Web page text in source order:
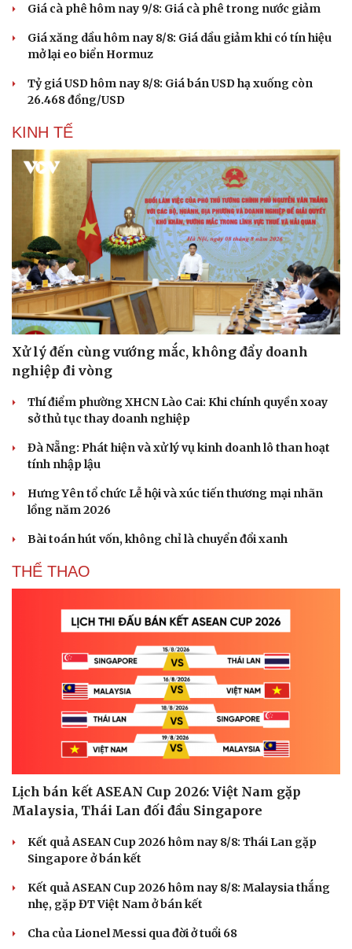
Giá cà phê hôm nay 9/8: Giá cà phê trong nước giảm
Giá xăng dầu hôm nay 8/8: Giá dầu giảm khi có tín hiệu
mở lại eo biển Hormuz
Tỷ giá USD hôm nay 8/8: Giá bán USD hạ xuống còn
26.468 đồng/USD
KINH TẾ
Xử lý đến cùng vướng mắc, không đẩy doanh
nghiệp đi vòng
Thí điểm phường XHCN Lào Cai: Khi chính quyền xoay
sở thủ tục thay doanh nghiệp
Đà Nẵng: Phát hiện và xử lý vụ kinh doanh lô than hoạt
tính nhập lậu
Hưng Yên tổ chức Lễ hội và xúc tiến thương mại nhãn
lồng năm 2026
Bài toán hút vốn, không chỉ là chuyển đổi xanh
THỂ THAO
Lịch bán kết ASEAN Cup 2026: Việt Nam gặp
Malaysia, Thái Lan đối đầu Singapore
Kết quả ASEAN Cup 2026 hôm nay 8/8: Thái Lan gặp
Singapore ở bán kết
Kết quả ASEAN Cup 2026 hôm nay 8/8: Malaysia thắng
nhẹ, gặp ĐT Việt Nam ở bán kết
Cha của Lionel Messi qua đời ở tuổi 68